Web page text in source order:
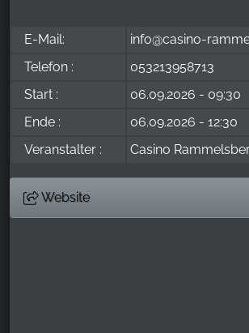
E-Mail:
info@casino-
Telefon :
053213958713
Start :
06.09.2026 - 09:30
Ende :
06.09.2026 - 12:30
Veranstalter :
Casino
Website